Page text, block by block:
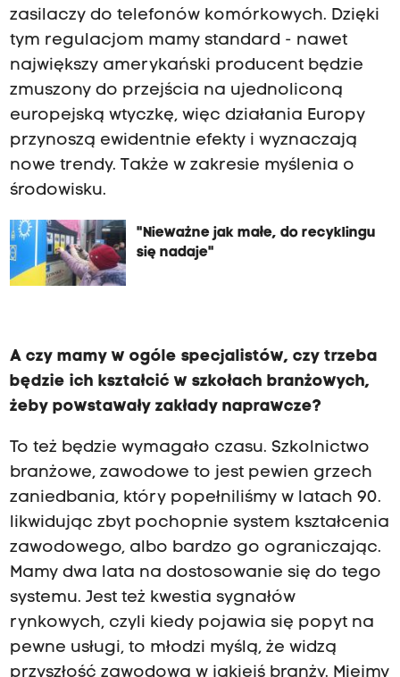
zasilaczy do telefonów komórkowych. Dzięki
tym regulacjom mamy standard - nawet
największy amerykański producent będzie
zmuszony do przejścia na ujednoliconą
europejską wtyczkę, więc działania Europy
przynoszą ewidentnie efekty i wyznaczają
nowe trendy. Także w zakresie myślenia o
środowisku.
"Nieważne jak małe, do recyklingu
się nadaje"
A czy mamy w ogóle specjalistów, czy trzeba
będzie ich kształcić w szkołach branżowych,
żeby powstawały zakłady naprawcze?
To też będzie wymagało czasu. Szkolnictwo
branżowe, zawodowe to jest pewien grzech
zaniedbania, który popełniliśmy w latach 90.
likwidując zbyt pochopnie system kształcenia
zawodowego, albo bardzo go ograniczając.
Mamy dwa lata na dostosowanie się do tego
systemu. Jest też kwestia sygnałów
rynkowych, czyli kiedy pojawia się popyt na
pewne usługi, to młodzi myślą, że widzą
przyszłość zawodową w jakiejś branży. Miejmy